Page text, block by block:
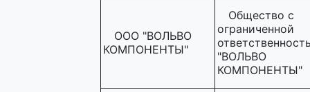
ООО "ВОЛЬВО
КОМПОНЕНТЫ"
Общество с
ограниченной
"ВОЛЬВО
КОМПОНЕНТЫ"